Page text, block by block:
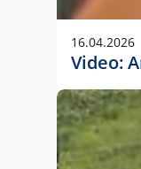
Die
folgende
DIN
DIN
DIN
16.04.2026
Video: